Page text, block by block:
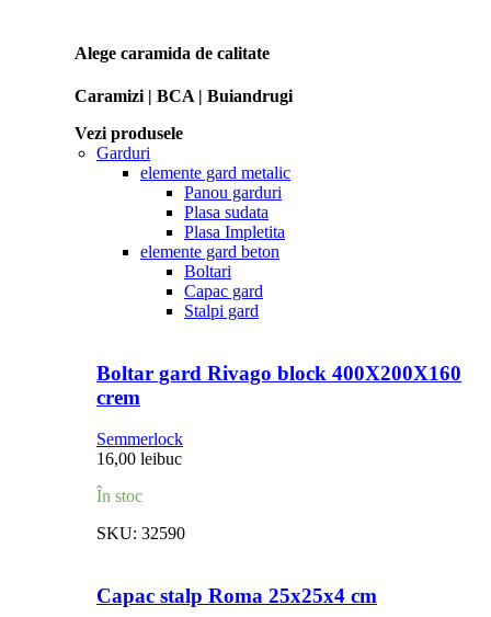
Alege caramida de calitate
Caramizi | BCA | Buiandrugi
Vezi produsele
Garduri
elemente gard metalic
Panou garduri
Plasa sudata
Plasa Impletita
elemente gard beton
Boltari
Capac gard
Stalpi gard
Boltar gard Rivago block 400X200X160
crem
Semmerlock
16,00 leibuc
În stoc
SKU: 32590
Capac stalp Roma 25x25x4 cm